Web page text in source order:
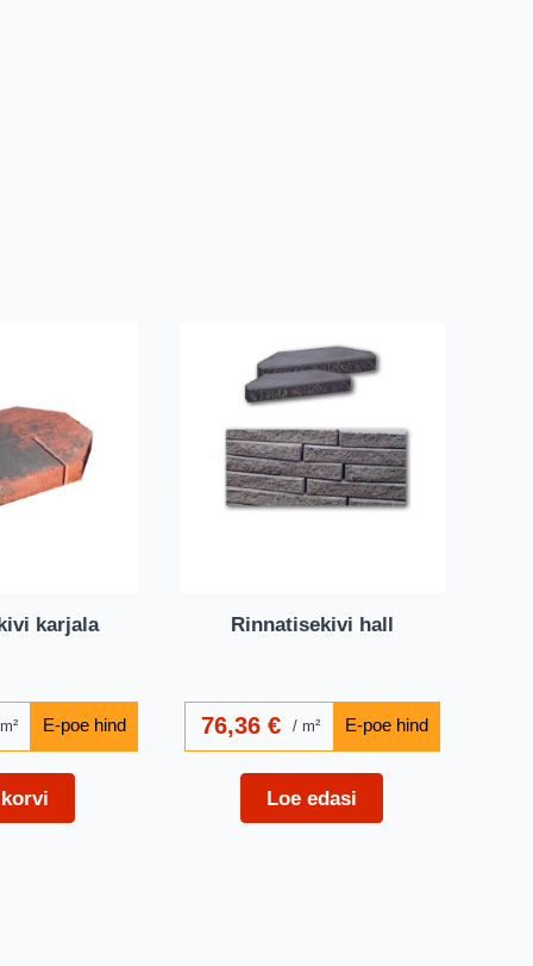
karjala
m²
Rinnatisekivi hall
76,36€ m²
Loe edasi